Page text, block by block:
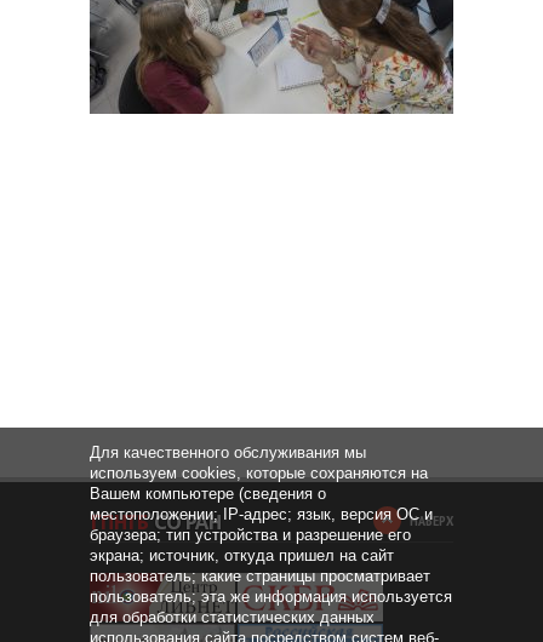
НАВЕРХ
Для качественного обслуживания мы
используем cookies, которые сохраняются на
Вашем компьютере (сведения о
местоположении; IP-адрес; язык, версия ОС и
браузера; тип устройства и разрешение его
экрана; источник, откуда пришел на сайт
пользователь; какие страницы просматривает
пользователь; эта же информация используется
для обработки статистических данных
использования сайта посредством систем веб-